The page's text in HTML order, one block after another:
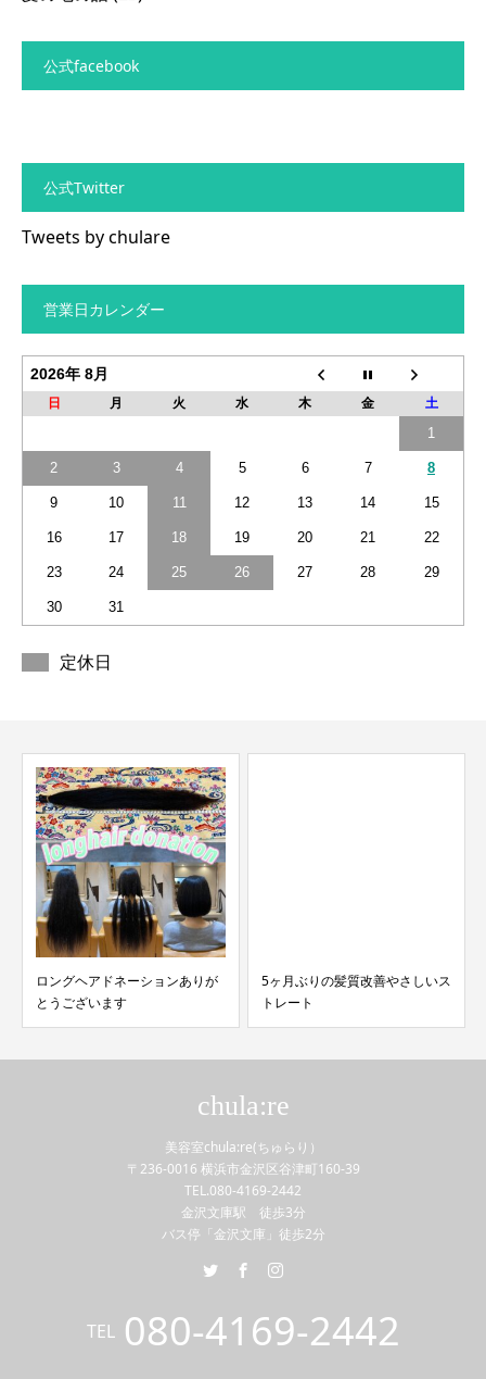
公式facebook
公式Twitter
Tweets by chulare
営業日カレンダー
2026年 8月
日 月 火 水 木 金 土
1
2 3 4 5 6 7 8
9 10 11 12 13 14 15
16 17 18 19 20 21 22
23 24 25 26 27 28 29
30 31
定休日
ロングヘアドネーションありが
とうございます
5ヶ月ぶりの髪質改善やさしいス
トレート
chula:re
美容室chula:re(ちゅらり）
〒236-0016 横浜市金沢区谷津町160-39
TEL.080-4169-2442
金沢文庫駅 徒歩3分
バス停「金沢文庫」徒歩2分
TEL 080-4169-2442